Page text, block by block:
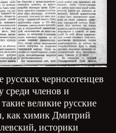
черносотенцев
среди членов и
великие русские
как химик Дмитрий
историки